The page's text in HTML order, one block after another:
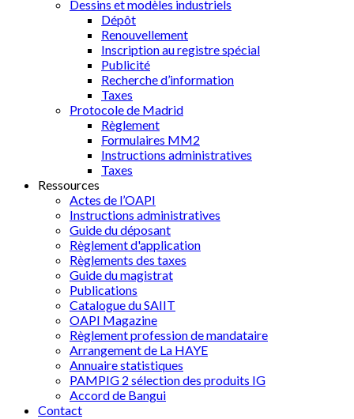
Dessins et modèles industriels
Dépôt
Renouvellement
Inscription au registre spécial
Publicité
Recherche d’information
Taxes
Protocole de Madrid
Règlement
Formulaires MM2
Instructions administratives
Taxes
Ressources
Actes de l’OAPI
Instructions administratives
Guide du déposant
Règlement d'application
Règlements des taxes
Guide du magistrat
Publications
Catalogue du SAIIT
OAPI Magazine
Règlement profession de mandataire
Arrangement de La HAYE
Annuaire statistiques
PAMPIG 2 sélection des produits IG
Accord de Bangui
Contact